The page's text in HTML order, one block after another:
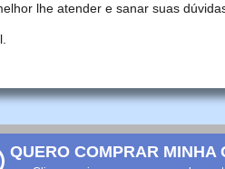
lhe atender e sanar suas
QUERO COMPRAR MINHA